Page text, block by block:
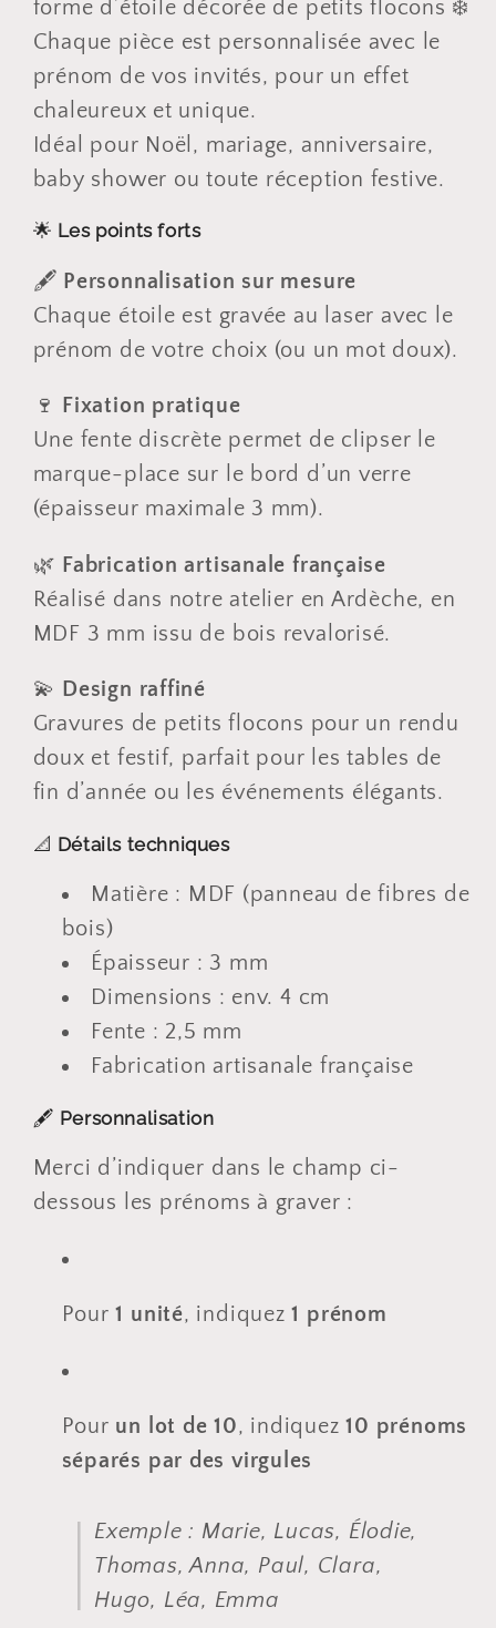
forme d’étoile décorée de petits flocons ❄️
Chaque pièce est personnalisée avec le
prénom de vos invités, pour un effet
chaleureux et unique.
Idéal pour Noël, mariage, anniversaire,
baby shower ou toute réception festive.
🌟 Les points forts
🖋️ Personnalisation sur mesure
Chaque étoile est gravée au laser avec le
prénom de votre choix (ou un mot doux).
🍷
Fixation pratique
Une fente discrète permet de clipser le
marque-place sur le bord d’un verre
(épaisseur maximale 3 mm).
🌿 Fabrication artisanale française
Réalisé dans notre atelier en Ardèche, en
MDF 3 mm issu de bois revalorisé.
💫 Design raffiné
Gravures de petits flocons pour un rendu
doux et festif, parfait pour les tables de
fin d’année ou les événements élégants.
📐 Détails techniques
Matière : MDF (panneau de fibres de
bois)
Épaisseur : 3 mm
Dimensions : env. 4 cm
Fente : 2,5 mm
Fabrication artisanale française
🖋️ Personnalisation
Merci d’indiquer dans le champ ci-
dessous les prénoms à graver :
Pour1 unité, indiquez1 prénom
Pour un lot de 10, indiquez10 prénoms
séparés par des virgules
Exemple : Marie, Lucas, Élodie,
Thomas, Anna, Paul, Clara,
Hugo, Léa, Emma